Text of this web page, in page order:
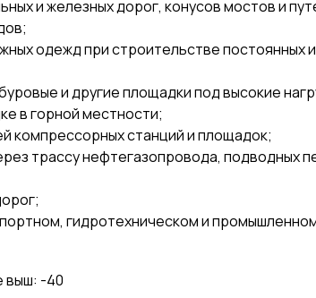
и железных дорог, конусов мостов и
одежд при строительстве постоянных
и другие площадки под высокие
в горной местности;
компрессорных станций и площадок;
трассу нефтегазопровода, подводных
гидротехническом и
выш: -40